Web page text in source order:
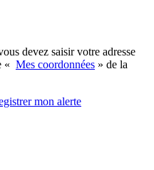
devez saisir votre adresse
« Mes coordonnées » de la
mon alerte